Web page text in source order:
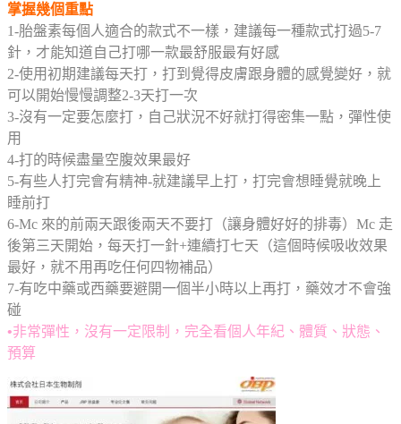
掌握幾個重點
1-胎盤素每個人適合的款式不一樣，建議每一種款式打過5-7
針，才能知道自己打哪一款最舒服最有好感
2-使用初期建議每天打，打到覺得皮膚跟身體的感覺變好，就
可以開始慢慢調整2-3天打一次
3-沒有一定要怎麼打，自己狀況不好就打得密集一點，彈性使
用
4-打的時候盡量空腹效果最好
5-有些人打完會有精神-就建議早上打，打完會想睡覺就晚上
睡前打
6-Mc 來的前兩天跟後兩天不要打（讓身體好好的排毒）Mc 走
後第三天開始，每天打一針+連續打七天（這個時候吸收效果
最好，就不用再吃任何四物補品）
7-有吃中藥或西藥要避開一個半小時以上再打，藥效才不會強
碰
•非常彈性，沒有一定限制，完全看個人年紀、體質、狀態、
預算